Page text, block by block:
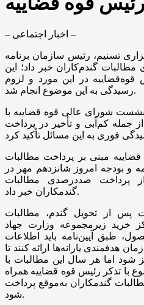
– اخبار اجتماعی –
تسنیم، رئیس سازمان برنامه
پرداخت 100 درصدی مطالبات گندم‌کاران خبر داد؛ این
رئیس قوه‌قضاییه در این مورد و لزوم
رسیدگی به این موضوع انجام شد.
13 مرداد در نشست شورای عالی قوه قضاییه با
جمله کم‌آبی و تأخیر در پرداخت
مبنی بر پرداخت مطالبات
و بودجه امروز شانزدهم مهر در
پرداخت صددرصدی مطالبات
گندمکاران خبر داد.
باید 48 ساعت پس از تحویل گندم، مطالبات
خرید زیرمجموعه وزارت جهاد
طبق آیین‌نامه باید اطلاعات
ساعت به سازمان هدفمندی یارانه‌ها ارائه کنند تا
شود اما هر سال این مطالبات با
با تذکر رئیس قوه قضاییه همراه
گندمکاران به‌موقع پرداخت
شود.